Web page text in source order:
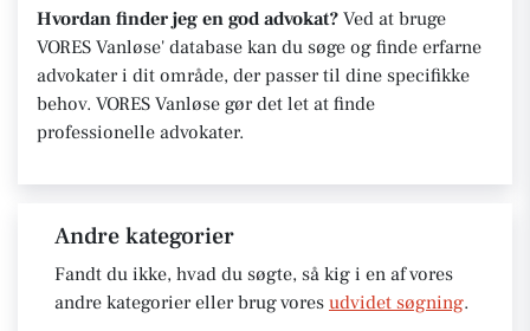
Hvordan finder jeg en god advokat? Ved at bruge
VORES Vanløse' database kan du søge og finde erfarne
advokater i dit område, der passer til dine specifikke
behov. VORES Vanløse gør det let at finde
professionelle advokater.
Andre kategorier
Fandt du ikke, hvad du søgte, så kig i en af vores
andre kategorier eller brug vores udvidet søgning.